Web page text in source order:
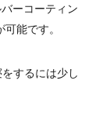
ーコーティン
能です。
するには少し